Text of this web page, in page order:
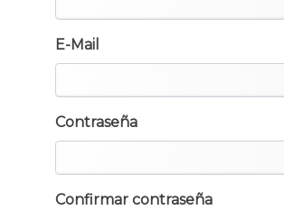
E-Mail
Contraseña
Confirmar contraseña